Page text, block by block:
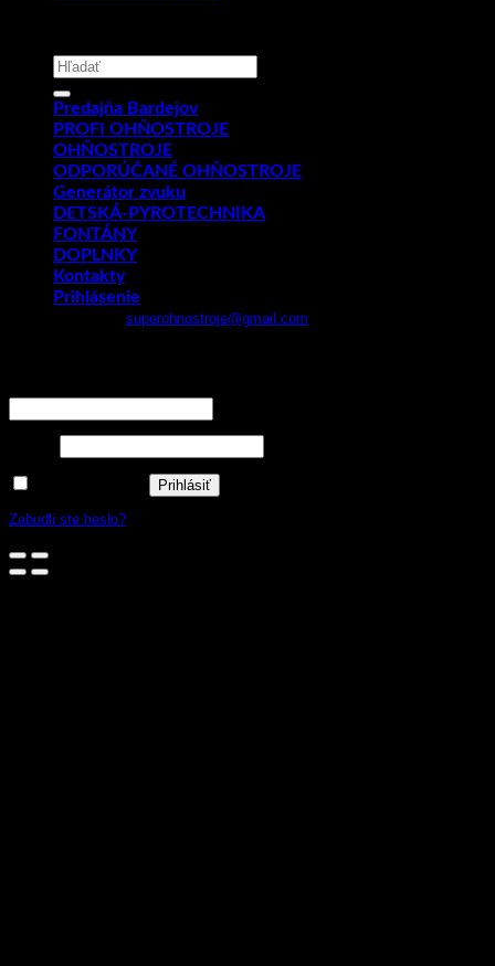
Hľadať:
Predajňa Bardejov
PROFI OHŇOSTROJE
OHŇOSTROJE
ODPORÚČANÉ OHŇOSTROJE
Generátor zvuku
DETSKÁ-PYROTECHNIKA
FONTÁNY
DOPLNKY
Kontakty
Prihlásenie
superohnostroje@gmail.com
Prihlásiť
Zabudli ste heslo?